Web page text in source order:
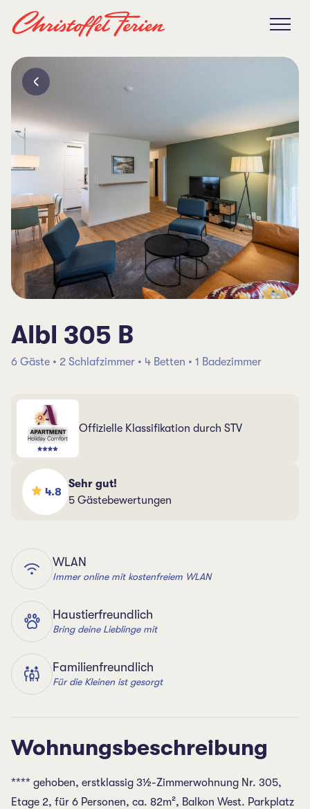
Albl 305 B
6 Gäste • 2 Schlafzimmer • 4 Betten • 1 Badezimmer
Offizielle Klassifikation durch STV
4.8
Sehr gut!
5 Gästebewertungen
WLAN
Immer online mit kostenfreiem WLAN
Haustierfreundlich
Bring deine Lieblinge mit
Familienfreundlich
Für die Kleinen ist gesorgt
Wohnungsbeschreibung
**** gehoben, erstklassig 3½-Zimmerwohnung Nr. 305,
Etage 2, für 6 Personen, ca. 82m², Balkon West. Parkplatz